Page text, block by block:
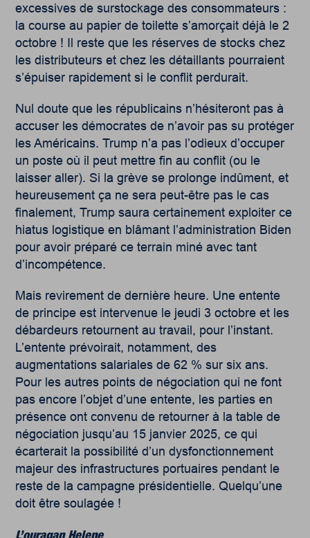
excessives de surstockage des consommateurs :
la course au papier de toilette s’amorçait déjà le 2
octobre ! Il reste que les réserves de stocks chez
les distributeurs et chez les détaillants pourraient
s’épuiser rapidement si le conflit perdurait.
Nul doute que les républicains n’hésiteront pas à
accuser les démocrates de n’avoir pas su protéger
les Américains. Trump n’a pas l’odieux d’occuper
un poste où il peut mettre fin au conflit (ou le
laisser aller). Si la grève se prolonge indûment, et
heureusement ça ne sera peut-être pas le cas
finalement, Trump saura certainement exploiter ce
hiatus logistique en blâmant l’administration Biden
pour avoir préparé ce terrain miné avec tant
d’incompétence.
Mais revirement de dernière heure. Une entente
de principe est intervenue le jeudi 3 octobre et les
débardeurs retournent au travail, pour l’instant.
L’entente prévoirait, notamment, des
augmentations salariales de 62 % sur six ans.
Pour les autres points de négociation qui ne font
pas encore l’objet d’une entente, les parties en
présence ont convenu de retourner à la table de
négociation jusqu’au 15 janvier 2025, ce qui
écarterait la possibilité d’un dysfonctionnement
majeur des infrastructures portuaires pendant le
reste de la campagne présidentielle. Quelqu’une
doit être soulagée !
L’ouragan Helene